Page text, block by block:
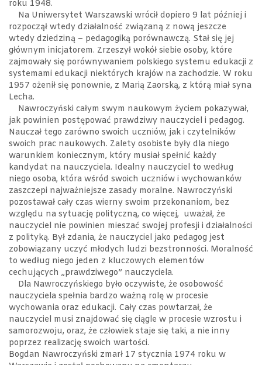
roku 1948.
Na Uniwersytet Warszawski wrócił dopiero 9 lat później i
rozpoczął wtedy działalność związaną z nową jeszcze
wtedy dziedziną – pedagogiką porównawczą. Stał się jej
głównym inicjatorem. Zrzeszył wokół siebie osoby, które
zajmowały się porównywaniem polskiego systemu edukacji z
systemami edukacji niektórych krajów na zachodzie. W roku
1957 ożenił się ponownie, z Marią Zaorską, z którą miał syna
Lecha.
Nawroczyński całym swym naukowym życiem pokazywał,
jak powinien postępować prawdziwy nauczyciel i pedagog.
Nauczał tego zarówno swoich uczniów, jak i czytelników
swoich prac naukowych. Zalety osobiste były dla niego
warunkiem koniecznym, który musiał spełnić każdy
kandydat na nauczyciela. Idealny nauczyciel to według
niego osoba, która wśród swoich uczniów i wychowanków
zaszczepi najważniejsze zasady moralne. Nawroczyński
pozostawał cały czas wierny swoim przekonaniom, bez
względu na sytuację polityczną, co więcej, uważał, że
nauczyciel nie powinien mieszać swojej profesji i działalności
z polityką. Był zdania, że nauczyciel jako pedagog jest
zobowiązany uczyć młodych ludzi bezstronności. Moralność
to według niego jeden z kluczowych elementów
cechujących „prawdziwego” nauczyciela.
Dla Nawroczyńskiego było oczywiste, że osobowość
nauczyciela spełnia bardzo ważną rolę w procesie
wychowania oraz edukacji. Cały czas powtarzał, że
nauczyciel musi znajdować się ciągle w procesie wzrostu i
samorozwoju, oraz, że człowiek staje się taki, a nie inny
poprzez realizację swoich wartości.
Bogdan Nawroczyński zmarł 17 stycznia 1974 roku w